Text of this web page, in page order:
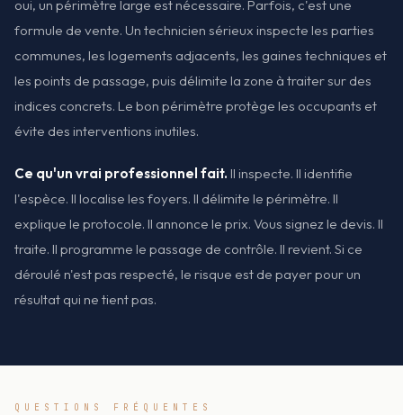
oui, un périmètre large est nécessaire. Parfois, c'est une
formule de vente. Un technicien sérieux inspecte les parties
communes, les logements adjacents, les gaines techniques et
les points de passage, puis délimite la zone à traiter sur des
indices concrets. Le bon périmètre protège les occupants et
évite des interventions inutiles.
Ce qu'un vrai professionnel fait. Il inspecte. Il identifie
l'espèce. Il localise les foyers. Il délimite le périmètre. Il
explique le protocole. Il annonce le prix. Vous signez le devis. Il
traite. Il programme le passage de contrôle. Il revient. Si ce
déroulé n'est pas respecté, le risque est de payer pour un
résultat qui ne tient pas.
QUESTIONS FRÉQUENTES